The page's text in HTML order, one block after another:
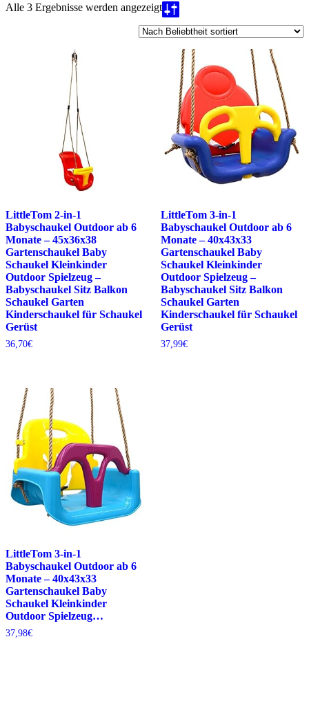
Alle 3 Ergebnisse werden angezeigtNach
Beliebtheit
sortiert
LittleTom 2-in-1
Babyschaukel Outdoor ab 6
Monate – 45x36x38
Gartenschaukel Baby
Schaukel Kleinkinder
Outdoor Spielzeug –
Babyschaukel Sitz Balkon
Schaukel Garten
Kinderschaukel für Schaukel
Gerüst
36,70€
LittleTom 3-in-1
Babyschaukel Outdoor ab 6
Monate – 40x43x33
Gartenschaukel Baby
Schaukel Kleinkinder
Outdoor Spielzeug –
Babyschaukel Sitz Balkon
Schaukel Garten
Kinderschaukel für Schaukel
Gerüst
37,99€
LittleTom 3-in-1
Babyschaukel Outdoor ab 6
Monate – 40x43x33
Gartenschaukel Baby
Schaukel Kleinkinder
Outdoor Spielzeug…
37,98€